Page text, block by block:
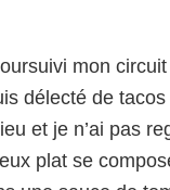
mon
délecté de
et je n’ai pas
plat se